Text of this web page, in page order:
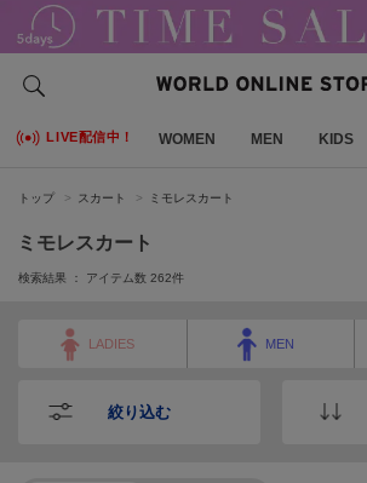
LIVE配信中！ WOMEN MEN KIDS
トップ スカート ミモレスカート
ミモレスカート
検索結果 ： アイテム数 262件
LADIES MEN
絞り込む